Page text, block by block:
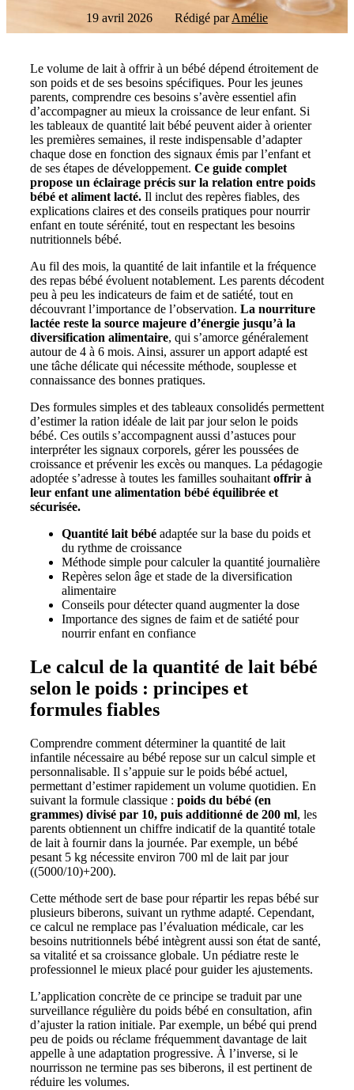
19 avril 2026 Rédigé parAmélie
Le volume de lait à offrir à un bébé dépend étroitement de
son poids et de ses besoins spécifiques. Pour les jeunes
parents, comprendre ces besoins s’avère essentiel afin
d’accompagner au mieux la croissance de leur enfant. Si
les tableaux de quantité lait bébé peuvent aider à orienter
les premières semaines, il reste indispensable d’adapter
chaque dose en fonction des signaux émis par l’enfant et
de ses étapes de développement. Ce guide complet
propose un éclairage précis sur la relation entre poids
bébé et aliment lacté. Il inclut des repères fiables, des
explications claires et des conseils pratiques pour nourrir
enfant en toute sérénité, tout en respectant les besoins
nutritionnels bébé.
Au fil des mois, la quantité de lait infantile et la fréquence
des repas bébé évoluent notablement. Les parents décodent
peu à peu les indicateurs de faim et de satiété, tout en
découvrant l’importance de l’observation. La nourriture
lactée reste la source majeure d’énergie jusqu’à la
diversification alimentaire, qui s’amorce généralement
autour de 4 à 6 mois. Ainsi, assurer un apport adapté est
une tâche délicate qui nécessite méthode, souplesse et
connaissance des bonnes pratiques.
Des formules simples et des tableaux consolidés permettent
d’estimer la ration idéale de lait par jour selon le poids
bébé. Ces outils s’accompagnent aussi d’astuces pour
interpréter les signaux corporels, gérer les poussées de
croissance et prévenir les excès ou manques. La pédagogie
adoptée s’adresse à toutes les familles souhaitant offrir à
leur enfant une alimentation bébé équilibrée et
sécurisée.
Quantité lait bébé adaptée sur la base du poids et
du rythme de croissance
Méthode simple pour calculer la quantité journalière
Repères selon âge et stade de la diversification
alimentaire
Conseils pour détecter quand augmenter la dose
Importance des signes de faim et de satiété pour
nourrir enfant en confiance
Le calcul de la quantité de lait bébé
selon le poids : principes et
formules fiables
Comprendre comment déterminer la quantité de lait
infantile nécessaire au bébé repose sur un calcul simple et
personnalisable. Il s’appuie sur le poids bébé actuel,
permettant d’estimer rapidement un volume quotidien. En
suivant la formule classique : poids du bébé (en
grammes) divisé par 10, puis additionné de 200 ml, les
parents obtiennent un chiffre indicatif de la quantité totale
de lait à fournir dans la journée. Par exemple, un bébé
pesant 5 kg nécessite environ 700 ml de lait par jour
((5000/10)+200).
Cette méthode sert de base pour répartir les repas bébé sur
plusieurs biberons, suivant un rythme adapté. Cependant,
ce calcul ne remplace pas l’évaluation médicale, car les
besoins nutritionnels bébé intègrent aussi son état de santé,
sa vitalité et sa croissance globale. Un pédiatre reste le
professionnel le mieux placé pour guider les ajustements.
L’application concrète de ce principe se traduit par une
surveillance régulière du poids bébé en consultation, afin
d’ajuster la ration initiale. Par exemple, un bébé qui prend
peu de poids ou réclame fréquemment davantage de lait
appelle à une adaptation progressive. À l’inverse, si le
nourrisson ne termine pas ses biberons, il est pertinent de
réduire les volumes.